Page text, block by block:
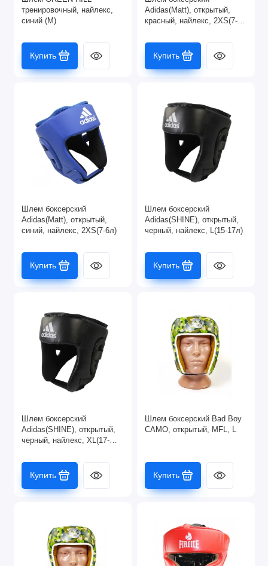
Самбо
Тхэквондо
тренировочный, найлекс,
синий (M)
Купить
Adidas(Matt), открытый,
красный, найлекс, 2XS(7-
Купить
Шлем боксерский
Adidas(Matt), открытый,
синий, найлекс, 2XS(7-6л)
Купить
Шлем боксерский
Adidas(SHINE), открытый,
черный, найлекс, L(15-17л)
Купить
Шлем боксерский
Adidas(SHINE), открытый,
черный, найлекс, XL(17-
Купить
Шлем боксерский Bad Boy
CAMO, открытый, MFL, L
Купить